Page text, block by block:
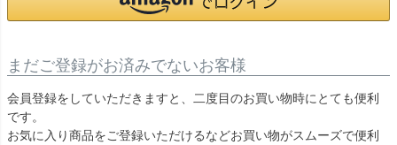
まだご登録がお済みでないお客様
会員登録をしていただきますと、二度目のお買い物時にとても便利
です。
お気に入り商品をご登録いただけるなどお買い物がスムーズで便利